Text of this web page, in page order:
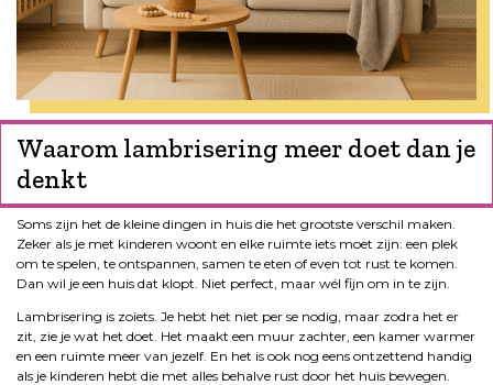
Waarom lambrisering meer doet dan je
denkt
Soms zijn het de kleine dingen in huis die het grootste verschil maken.
Zeker als je met kinderen woont en elke ruimte iets moet zijn: een plek
om te spelen, te ontspannen, samen te eten of even tot rust te komen.
Dan wil je een huis dat klopt. Niet perfect, maar wél fijn om in te zijn.
Lambrisering is zoiets. Je hebt het niet per se nodig, maar zodra het er
zit, zie je wat het doet. Het maakt een muur zachter, een kamer warmer
en een ruimte meer van jezelf. En het is ook nog eens ontzettend handig
als je kinderen hebt die met alles behalve rust door het huis bewegen.